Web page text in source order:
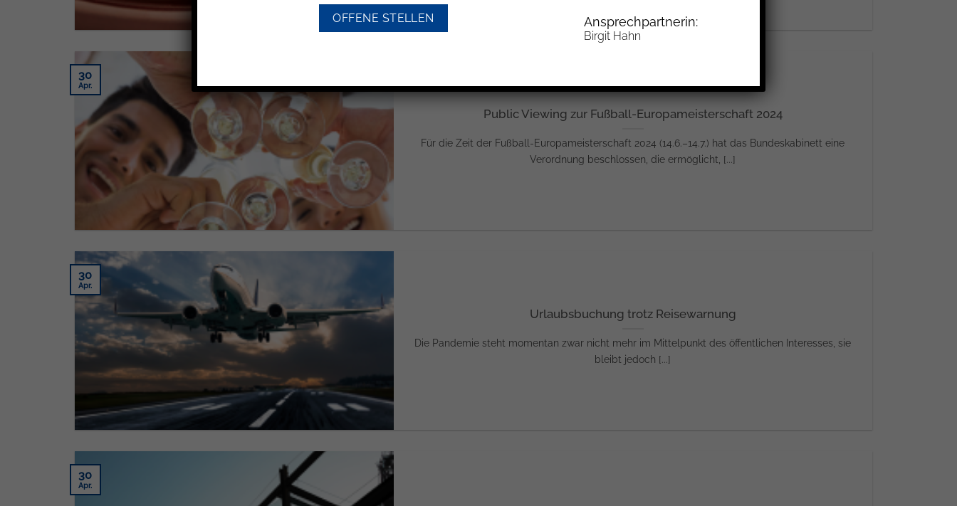
Public Viewing zur Fußball-Europameisterschaft 2024
Für die Zeit der Fußball-Europameisterschaft 2024 (14.6.–14.7.) hat das Bundeskabinett eine
Verordnung beschlossen, die ermöglicht, [...]
30
Apr.
Urlaubsbuchung trotz Reisewarnung
Die Pandemie steht momentan zwar nicht mehr im Mittelpunkt des öffentlichen Interesses, sie
bleibt jedoch [...]
30
Apr.
30
Apr.
OFFENE STELLEN Ansprechpartnerin:
Birgit Hahn